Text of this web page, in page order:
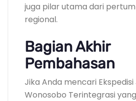
juga pilar utama dari
regional.
Bagian Akhir
Pembahasan
Jika Anda mencari
Wonosobo Terintegrasi